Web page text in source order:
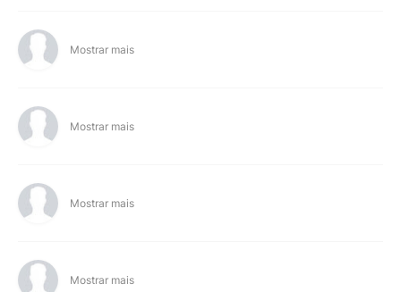
Mostrar mais
Mostrar mais
Mostrar mais
Mostrar mais